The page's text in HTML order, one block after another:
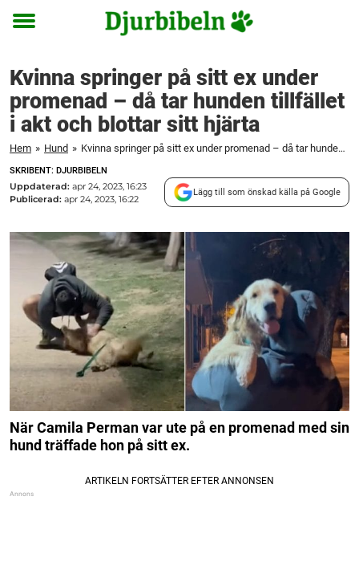
Toggle
Kvinna springer på sitt ex under
promenad – då tar hunden tillfället
i akt och blottar sitt hjärta
Hem » Hund » Kvinna springer på sitt ex under promenad – då tar hunden tillfället i akt och blottar sitt hjärta
SKRIBENT: DJURBIBELN
Uppdaterad: apr 24, 2023, 16:23
Publicerad: apr 24, 2023, 16:22
Lägg till som önskad källa på Google
När Camila Perman var ute på en promenad med sin
hund träffade hon på sitt ex.